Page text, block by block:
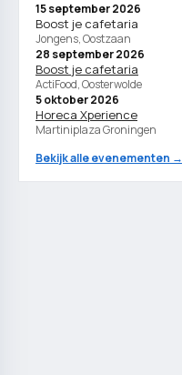
15 september 2026
Boost je cafetaria
Jongens, Oostzaan
28 september 2026
Boost je cafetaria
ActiFood, Oosterwolde
5 oktober 2026
Horeca Xperience
Martiniplaza Groningen
Bekijk alle evenementen →